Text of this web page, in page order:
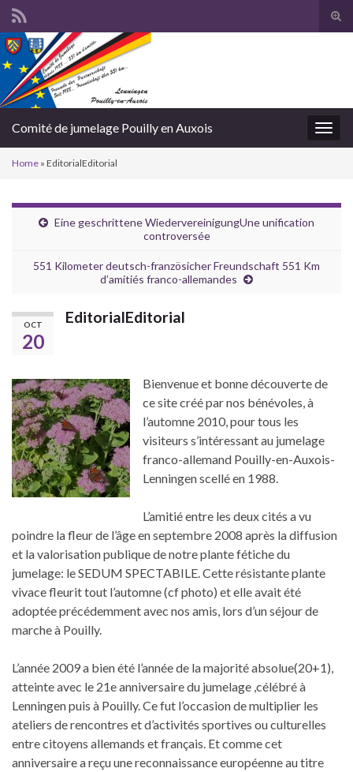
Comité de jumelage Pouilly en Auxois
Home » EditorialEditorial
Eine geschrittene WiedervereinigungUne unification
controversée
551 Kilometer deutsch-französicher Freundschaft 551 Km
d’amitiés franco-allemandes
OCT
20
EditorialEditorial
Bienvenue et bonne découverte de
ce site créé par nos bénévoles, à
l’automne 2010, pour tous les
visiteurs s’intéressant au jumelage
franco-allemand Pouilly-en-Auxois-
Lenningen scellé en 1988.
L’amitié entre les deux cités a vu
poindre la fleur de l’âge en septembre 2008 après la diffusion
et la valorisation publique de notre plante fétiche du
jumelage: le SEDUM SPECTABILE. Cette résistante plante
vivace fleurit tout l’automne (cf photo) et elle avait été
adoptée précédemment avec nos amis, lors d’un séjour de
marche à Pouilly.
L’année 2009 a bien été l’année de la majorité absolue(20+1),
atteinte avec le 21e anniversaire du jumelage ,célébré à
Lenningen puis à Pouilly. Ce fut l’occasion de multiplier les
ateliers de rencontres et d’activités sportives ou culturelles
entre citoyens allemands et français. Et comme cet
anniversaire a reçu une reconnaissance européenne au titre